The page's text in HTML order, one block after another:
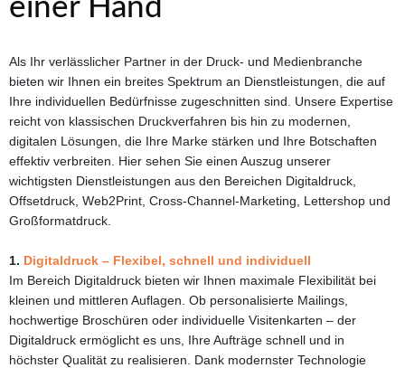
einer Hand
Als Ihr verlässlicher Partner in der Druck- und Medienbranche
bieten wir Ihnen ein breites Spektrum an Dienstleistungen, die auf
Ihre individuellen Bedürfnisse zugeschnitten sind. Unsere Expertise
reicht von klassischen Druckverfahren bis hin zu modernen,
digitalen Lösungen, die Ihre Marke stärken und Ihre Botschaften
effektiv verbreiten. Hier sehen Sie einen Auszug unserer
wichtigsten Dienstleistungen aus den Bereichen Digitaldruck,
Offsetdruck, Web2Print, Cross-Channel-Marketing, Lettershop und
Großformatdruck.
1. Digitaldruck – Flexibel, schnell und individuell
Im Bereich Digitaldruck bieten wir Ihnen maximale Flexibilität bei
kleinen und mittleren Auflagen. Ob personalisierte Mailings,
hochwertige Broschüren oder individuelle Visitenkarten – der
Digitaldruck ermöglicht es uns, Ihre Aufträge schnell und in
höchster Qualität zu realisieren. Dank modernster Technologie